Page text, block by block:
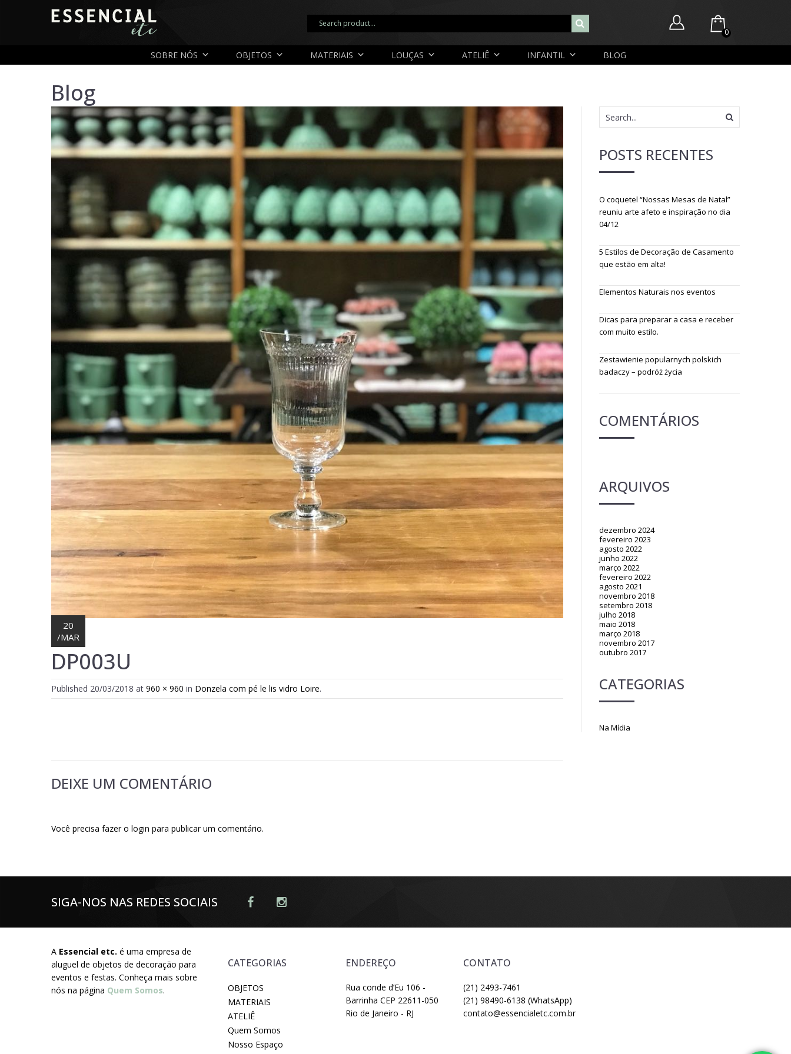
0
Você ainda não possui itens no seu carrinho.
Nome de usuário ou endereço de e-mail
Senha
Lembrar-me
Lost Password
Cadastrar Conta
SOBRE NÓS OBJETOS MATERIAIS LOUÇAS ATELIÊ INFANTIL BLOG
Blog
20
/MAR
DP003U
Published 20/03/2018 at 960 × 960 in Donzela com pé le lis vidro Loire.
DEIXE UM COMENTÁRIO
Você precisa fazer o login para publicar um comentário.
POSTS RECENTES
O coquetel “Nossas Mesas de Natal”
reuniu arte afeto e inspiração no dia
04/12
5 Estilos de Decoração de Casamento
que estão em alta!
Elementos Naturais nos eventos
Dicas para preparar a casa e receber
com muito estilo.
Zestawienie popularnych polskich
badaczy – podróż życia
COMENTÁRIOS
ARQUIVOS
dezembro 2024
fevereiro 2023
agosto 2022
junho 2022
março 2022
fevereiro 2022
agosto 2021
novembro 2018
setembro 2018
julho 2018
maio 2018
março 2018
novembro 2017
outubro 2017
CATEGORIAS
Na Mídia
SIGA-NOS NAS REDES SOCIAIS
A Essencial etc. é uma empresa de
aluguel de objetos de decoração para
eventos e festas. Conheça mais sobre
nós na página Quem Somos.
CATEGORIAS
OBJETOS
MATERIAIS
ATELIÊ
Quem Somos
Nosso Espaço
ENDEREÇO
Rua conde d’Eu 106 -
Barrinha CEP 22611-050
Rio de Janeiro - RJ
CONTATO
(21) 2493-7461
(21) 98490-6138 (WhatsApp)
contato@essencialetc.com.br